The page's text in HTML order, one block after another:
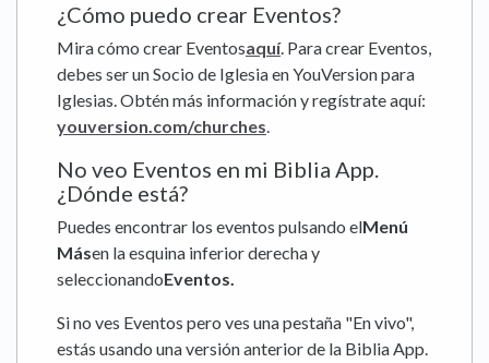
¿Cómo puedo crear Eventos?
Mira cómo crear Eventosaquí. Para crear Eventos,
debes ser un Socio de Iglesia en YouVersion para
Iglesias. Obtén más información y regístrate aquí:
youversion.com/churches.
No veo Eventos en mi Biblia App.
¿Dónde está?
Puedes encontrar los eventos pulsando elMenú
Másen la esquina inferior derecha y
seleccionandoEventos.
Si no ves Eventos pero ves una pestaña "En vivo",
estás usando una versión anterior de la Biblia App.